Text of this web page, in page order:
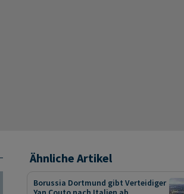
Ähnliche Artikel
Borussia Dortmund gibt Verteidiger